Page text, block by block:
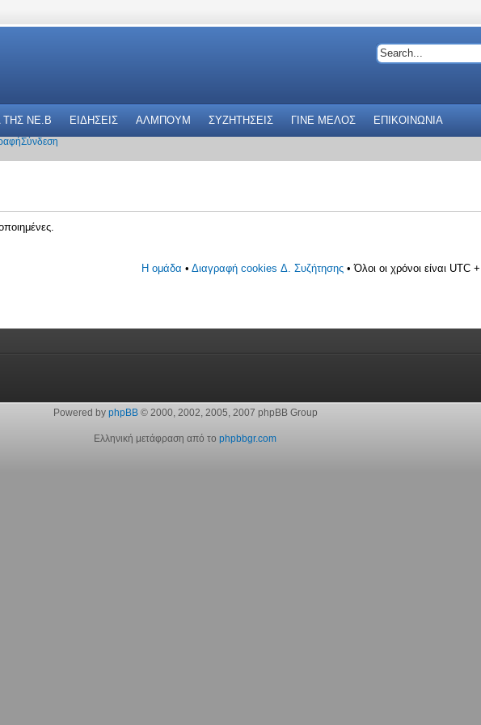
NE.B ΕΙΔΗΣΕΙΣ ΑΛΜΠΟΥΜ ΣΥΖΗΤΗΣΕΙΣ ΓΙΝΕ ΜΕΛΟΣ ΕΠΙΚΟΙΝΩΝΙΑ
Σύνδεση
Η ομάδα • Διαγραφή cookies Δ. Συζήτησης• Όλοι οι χρόνοι είναι UTC
Powered by phpBB© 2000, 2002, 2005, 2007 phpBB Group
Ελληνική μετάφραση από το phpbbgr.com